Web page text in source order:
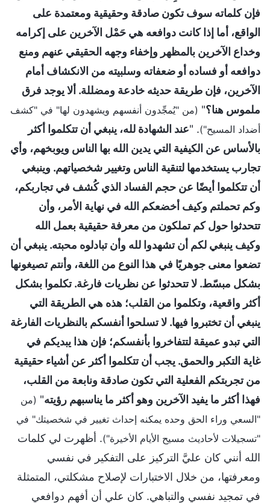
فإن كلماته سوف تكون صادقة وحقيقية ومعتمدة على
الواقع، أما إذا كانت دوافعه هي حَمْل الآخرين على إكرامه
وخداع الآخرين بالمظهر وإخفاء وجهه الحقيقي عنهم ومنع
دوافعه أو فساده أو ضعفاته وسلبيته من الانكشاف أمام
الآخرين، فإن طريقة حديثه خادعة ومضللة. ألا يوجد فرق
ملموس هنا؟" (من "يُمجِّدون أنفسهم ويشهدون لها" في "كشف
أضداد المسيح"). "عند الشهادة لله، ينبغي أن تتكلموا أكثر
بالأساس عن الكيفية التي يدين الله بها الناس ويوبخهم، وأي
تجارب يستخدمها لتنقية الناس وتغيير شخصياتهم. وينبغي
أن تتكلموا أيضًا عن حجم الفساد الذي كُشف في تجاربكم،
وكم تحملتم وكيف أخضعكم الله في نهاية الأمر، وأن
تتحدثوا حول كم تملكون من معرفة حقيقية بعمل الله
وكيف ينبغي لكم أن تشهدوا لله وأن تبادلوه محبته. ينبغي أن
تضعوا معنى جوهريًا في هذا النوع من اللغة، وأنتم تصيغونها
بشكل مبسّط. لا تتحدثوا عن نظريات فارغة. تكلموا بشكل
أكثر واقعية، وتكلموا من القلب؛ هذه هي الطريقة التي
ينبغي أن تختبروا فيها. لا تسلحوا أنفسكم بالنظريات الفارغة
التي تبدو عميقة لتتفاخروا بأنفسكم؛ فإن هذا يبديكم في
غاية التكبر والحمق. يجب أن تتكلموا أكثر عن أشياء حقيقية
من تجربتكم الفعلية التي تكون صادقة ونابعة من القلب،
فهذا أكثر ما يفيد الآخرين وهو أكثر ما يناسبهم رؤيته" (من
"السعي وراء الحق وحده يمكنه إحداث تغيير في شخصيتك" في
"تسجيلات لأحاديث مسيح الأيام الأخيرة"). أظهرت لي كلمات
الله أنني كان عليَّ التركيز على التفكير في نفسي
ومعرفتها، من خلال الاختبارات لإصلاح مشكلتي، المتمثلة
في تمجيد نفسي والتباهي. كان علي أن أفهم دوافعي